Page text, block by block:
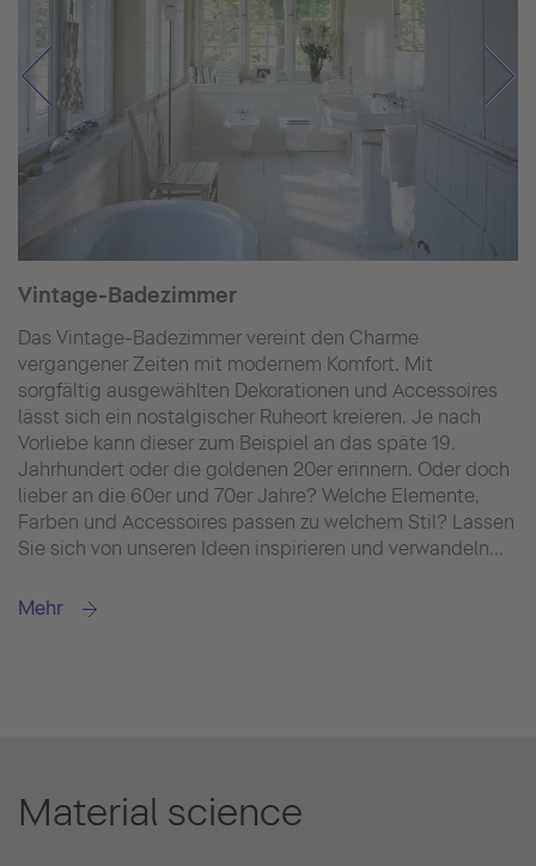
Vintage-Badezimmer
Das Vintage-Badezimmer vereint den Charme
vergangener Zeiten mit modernem Komfort. Mit
sorgfältig ausgewählten Dekorationen und Accessoires
lässt sich ein nostalgischer Ruheort kreieren. Je nach
Vorliebe kann dieser zum Beispiel an das späte 19.
Jahrhundert oder die goldenen 20er erinnern. Oder doch
lieber an die 60er und 70er Jahre? Welche Elemente,
Farben und Accessoires passen zu welchem Stil? Lassen
Sie sich von unseren Ideen inspirieren und verwandeln...
Mehr
Material science